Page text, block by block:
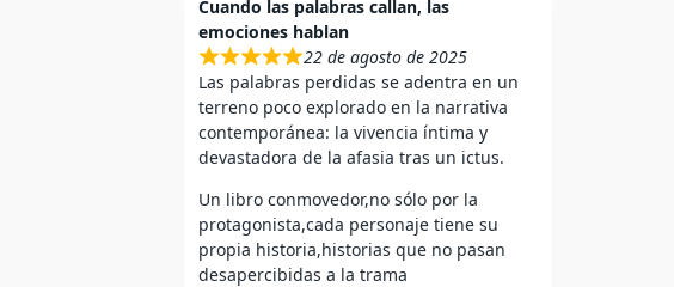
Cuando las palabras callan, las
emociones hablan
22 de agosto de 2025
Las palabras perdidas se adentra en un
terreno poco explorado en la narrativa
contemporánea: la vivencia íntima y
devastadora de la afasia tras un ictus.
Un libro conmovedor,no sólo por la
protagonista,cada personaje tiene su
propia historia,historias que no pasan
desapercibidas a la trama